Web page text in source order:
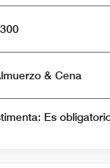
Abierto para Almuerzo & Cena
Es